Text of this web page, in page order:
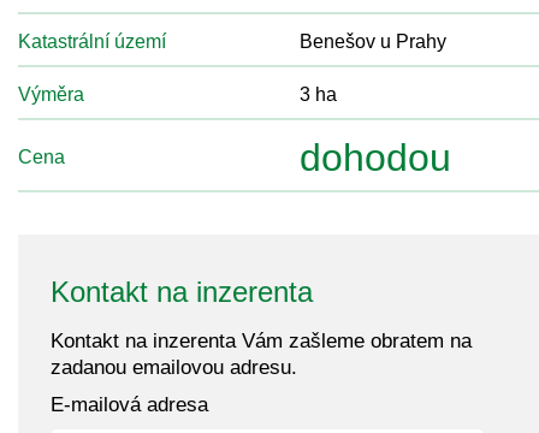
Katastrální území Benešov u Prahy
Výměra 3 ha
Cena dohodou
Kontakt na inzerenta
Kontakt na inzerenta Vám zašleme obratem na
zadanou emailovou adresu.
E-mailová adresa